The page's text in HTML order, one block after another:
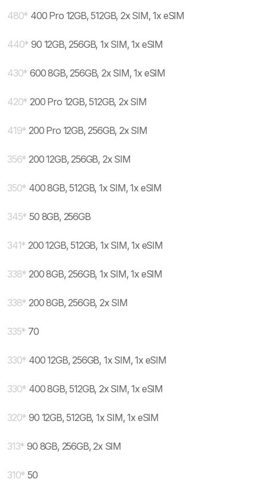
480* 400 Pro 12GB, 512GB, 2x SIM, 1x eSIM
440* 90 12GB, 256GB, 1x SIM, 1x eSIM
430* 600 8GB, 256GB, 2x SIM, 1x eSIM
420* 200 Pro 12GB, 512GB, 2x SIM
419* 200 Pro 12GB, 256GB, 2x SIM
356* 200 12GB, 256GB, 2x SIM
350* 400 8GB, 512GB, 1x SIM, 1x eSIM
345* 50 8GB, 256GB
341* 200 12GB, 512GB, 1x SIM, 1x eSIM
338* 200 8GB, 256GB, 1x SIM, 1x eSIM
338* 200 8GB, 256GB, 2x SIM
335* 70
330* 400 12GB, 256GB, 1x SIM, 1x eSIM
330* 400 8GB, 512GB, 2x SIM, 1x eSIM
320* 90 12GB, 512GB, 1x SIM, 1x eSIM
313* 90 8GB, 256GB, 2x SIM
310* 50